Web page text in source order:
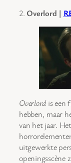
2. Overlord |
Overlordis een
hebben, maar
van het jaar.
uitgewerkte
openingsscène